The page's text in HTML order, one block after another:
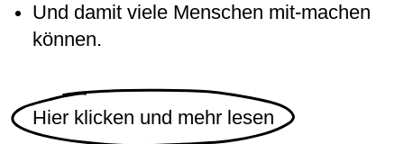
Und damit viele Menschen mit-machen
können.
Hier klicken und mehr lesen